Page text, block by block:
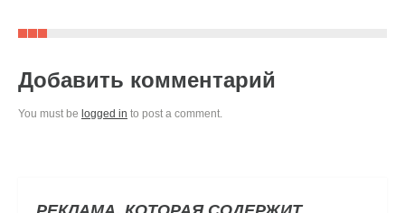
Добавить комментарий
You must be logged in to post a comment.